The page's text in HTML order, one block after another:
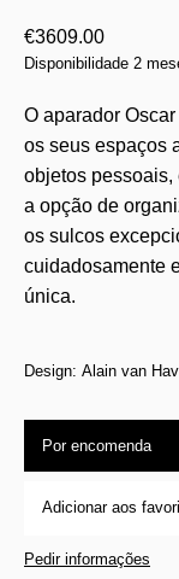
€3609.00
Disponibilidade 2
O aparador
os seus espaços
objetos pessoais,
a opção de
os sulcos
cuidadosamente
única.
Design: Alain van
Por encomenda
Adicionar aos
Pedir informações